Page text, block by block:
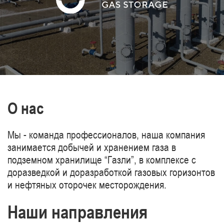
газопроводов Туркменистан-Китай.
О нас
Мы - команда профессионалов, наша компания
занимается добычей и хранением газа в
подземном хранилище “Газли”, в комплексе с
доразведкой и доразработкой газовых горизонтов
и нефтяных оторочек месторождения.
Наши направления